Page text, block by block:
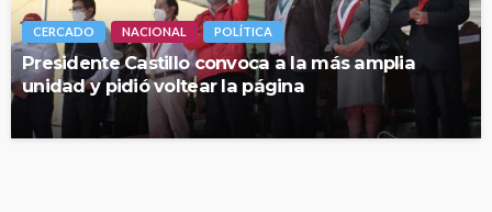
CERCADO NACIONAL POLÍTICA
Presidente Castillo convoca a la más amplia
unidad y pidió voltear la página